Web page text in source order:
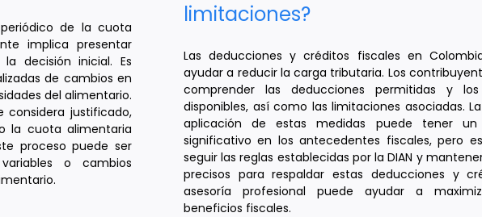
de la cuota
implica presentar
decisión inicial. Es
de cambios en
del alimentario.
considera justificado,
la cuota alimentaria
proceso puede ser
o cambios
limitaciones?
Las deducciones y créditos fiscales en
ayudar a reducir la carga tributaria. Los
comprender las deducciones permitidas y
disponibles, así como las limitaciones asociadas.
aplicación de estas medidas puede tener un
significativo en los antecedentes fiscales, pero
seguir las reglas establecidas por la DIAN y
precisos para respaldar estas deducciones y
asesoría profesional puede ayudar a
beneficios fiscales.